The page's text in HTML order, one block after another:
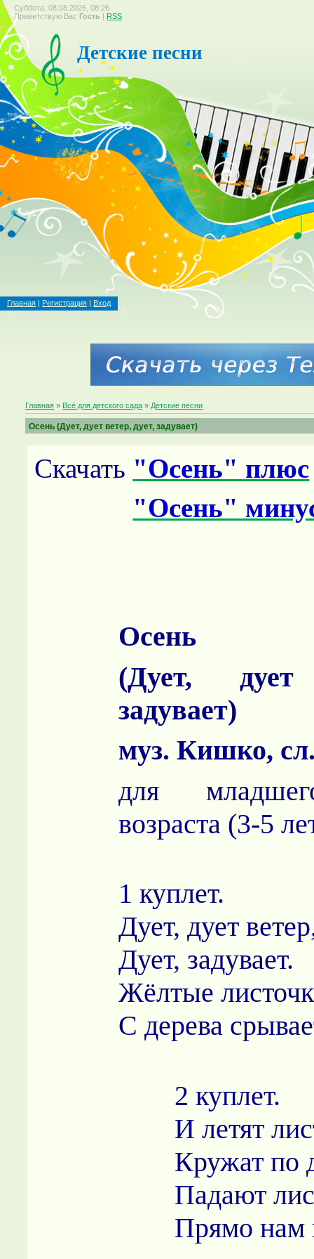
Суббота, 08.08.2026, 08:26
Приветствую Вас Гость | RSS
Детские песни
Главная | Регистрация | Вход
Главная » Всё для детского сада » Детские песни
Осень (Дует, дует ветер, дует, задувает)
Скачать "Осень" плюс
"Осень"
Осень
(Дует,
задувает)
муз. Кишко,
для
возраста (3-5
1 куплет.
Дует, дует
Дует, задувает.
Жёлтые
С дерева
2 куплет.
И летят
Кружат по
Падают
Прямо нам